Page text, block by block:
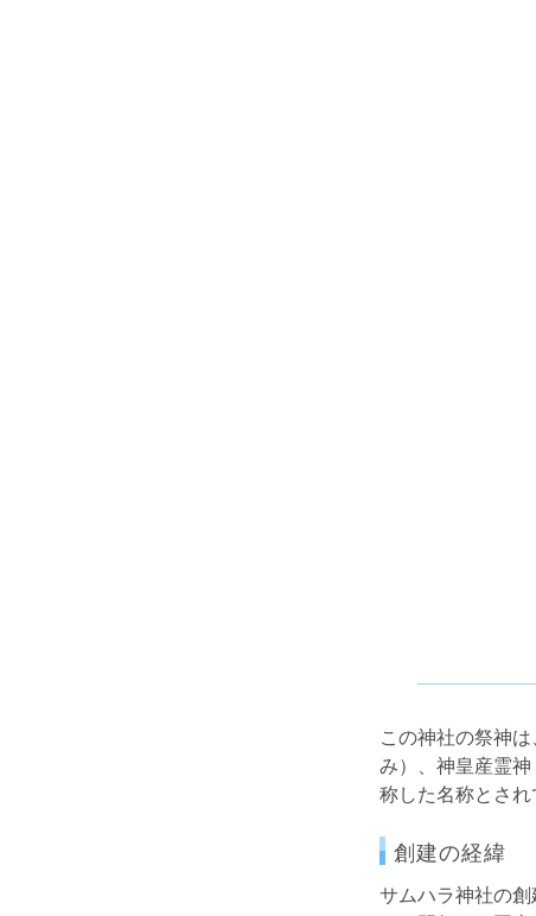
この神社の祭神
み）、神皇産霊
称した名称とさ
創建の経緯
サムハラ神社の